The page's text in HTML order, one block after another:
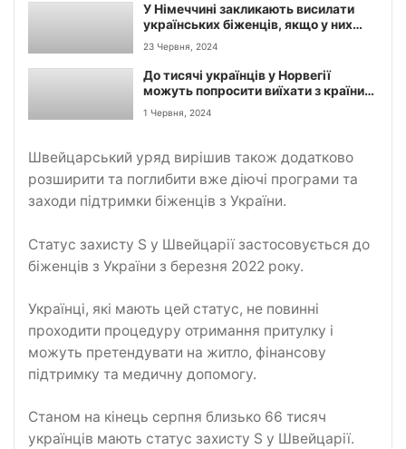
У Німеччині закликають висилати
українських біженців, якщо у них
немає роботи.
23 Червня, 2024
До тисячі українців у Норвегії
можуть попросити виїхати з країни,
серед них 370
військовозобов’язаних.
1 Червня, 2024
Швейцарський уряд вирішив також додатково
розширити та поглибити вже діючі програми та
заходи підтримки біженців з України.
Статус захисту S у Швейцарії застосовується до
біженців з України з березня 2022 року.
Українці, які мають цей статус, не повинні
проходити процедуру отримання притулку і
можуть претендувати на житло, фінансову
підтримку та медичну допомогу.
Станом на кінець серпня близько 66 тисяч
українців мають статус захисту S у Швейцарії.